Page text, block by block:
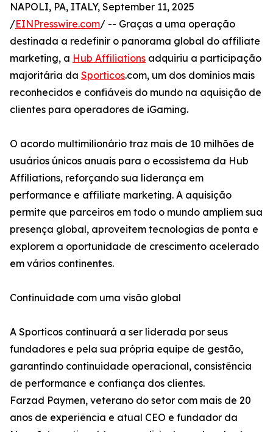
NAPOLI, PA, ITALY, September 11, 2025
/EINPresswire.com/ -- Graças a uma operação
destinada a redefinir o panorama global do affiliate
marketing, a Hub Affiliations adquiriu a participação
majoritária da Sporticos.com, um dos domínios mais
reconhecidos e confiáveis do mundo na aquisição de
clientes para operadores de iGaming.
O acordo multimilionário traz mais de 10 milhões de
usuários únicos anuais para o ecossistema da Hub
Affiliations, reforçando sua liderança em
performance e affiliate marketing. A aquisição
permite que parceiros em todo o mundo ampliem sua
presença global, aproveitem tecnologias de ponta e
explorem a oportunidade de crescimento acelerado
em vários continentes.
Continuidade com uma visão global
A Sporticos continuará a ser liderada por seus
fundadores e pela sua própria equipe de gestão,
garantindo continuidade operacional, consistência
de performance e confiança dos clientes.
Farzad Paymen, veterano do setor com mais de 20
anos de experiência e atual CEO e fundador da